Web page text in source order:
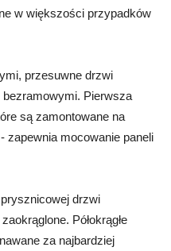
w większości przypadków
przesuwne drzwi
Pierwsza
są zamontowane na
zapewnia mocowanie paneli
drzwi
Półokrągłe
za najbardziej